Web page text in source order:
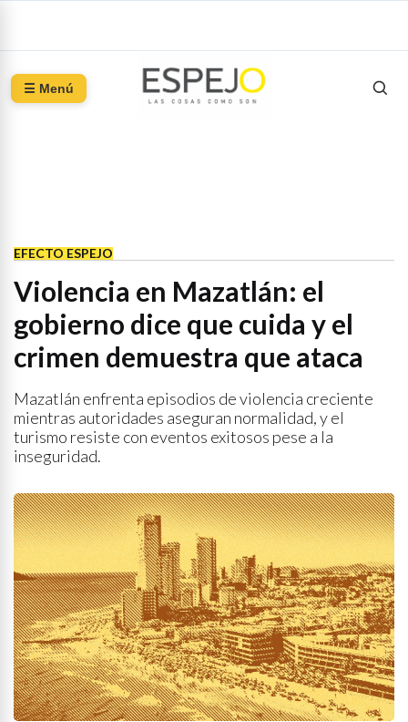
☰ Menú
EFECTO ESPEJO
Violencia en Mazatlán: el
gobierno dice que cuida y el
crimen demuestra que ataca
Mazatlán enfrenta episodios de violencia creciente
mientras autoridades aseguran normalidad, y el
turismo resiste con eventos exitosos pese a la
inseguridad.